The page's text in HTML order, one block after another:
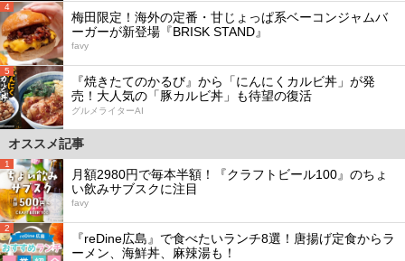
4
梅田限定！海外の定番・甘じょっぱ系ベーコンジャムバ
ーガーが新登場『BRISK STAND』
favy
5
『焼きたてのかるび』から「にんにくカルビ丼」が発
売！大人気の「豚カルビ丼」も待望の復活
グルメライターAI
オススメ記事
1
月額2980円で毎本半額！『クラフトビール100』のちょ
い飲みサブスクに注目
favy
2
『reDine広島』で食べたいランチ8選！唐揚げ定食からラ
ーメン、海鮮丼、麻辣湯も！